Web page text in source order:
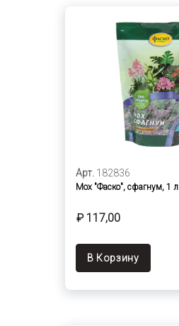
Арт. 182836
Мох "Фаско", сфагнум, 1 л
₽ 117,00
В Корзину